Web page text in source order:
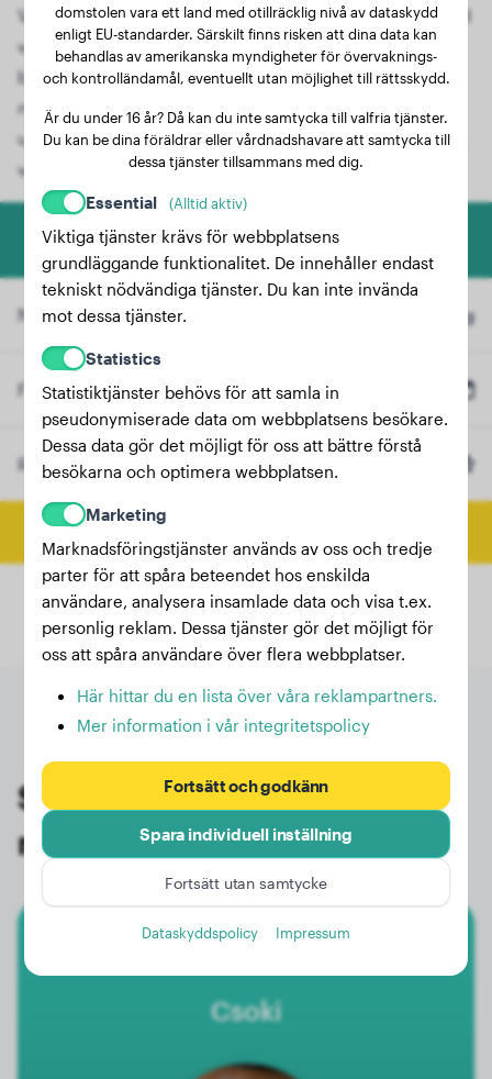
Vill du veta hur stor din Mudi-valp kommer att bli? Med
vår speciella hundtillväxtkalkylator kan du noggrant
beräkna slutvikten för rasen Mudi. Oavsett om du för
närvarande har en bedårande Mudi-valp eller din
unghund växer upp, ger vårt användarvänliga verktyg
värdefull information.
Hundviktberäknare
Nuvarande vikt kg
Födelsedatum
Ras (Valfritt)
Senaste vägningarna av
registrerade ägare av Mudi
Csoki
domstolen vara ett land med otillräcklig nivå av dataskydd
enligt EU-standarder. Särskilt finns risken att dina data kan
behandlas av amerikanska myndigheter för övervaknings-
och kontrolländamål, eventuellt utan möjlighet till rättsskydd.
Är du under 16 år? Då kan du inte samtycka till valfria tjänster.
Du kan be dina föräldrar eller vårdnadshavare att samtycka till
dessa tjänster tillsammans med dig.
Essential (Alltid aktiv)
Viktiga tjänster krävs för webbplatsens
grundläggande funktionalitet. De innehåller endast
tekniskt nödvändiga tjänster. Du kan inte invända
mot dessa tjänster.
Statistics
Statistiktjänster behövs för att samla in
pseudonymiserade data om webbplatsens besökare.
Dessa data gör det möjligt för oss att bättre förstå
besökarna och optimera webbplatsen.
Marketing
Marknadsföringstjänster används av oss och tredje
parter för att spåra beteendet hos enskilda
användare, analysera insamlade data och visa t.ex.
personlig reklam. Dessa tjänster gör det möjligt för
oss att spåra användare över flera webbplatser.
Här hittar du en lista över våra reklampartners.
Mer information i vår integritetspolicy
Fortsätt och godkänn
Spara individuell inställning
Fortsätt utan samtycke
Dataskyddspolicy Impressum